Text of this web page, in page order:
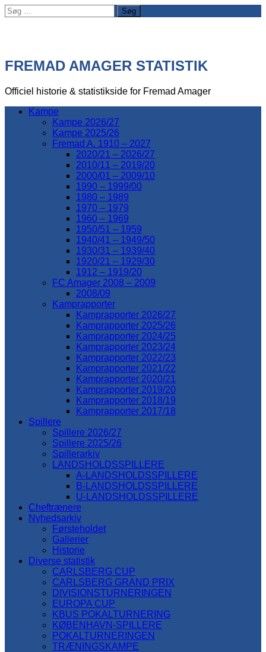
Søg
efter:
FREMAD AMAGER STATISTIK
Officiel historie & statistikside for Fremad Amager
Kampe
Kampe 2026/27
Kampe 2025/26
Fremad A. 1910 – 2027
2020/21 – 2026/27
2010/11 – 2019/20
2000/01 – 2009/10
1990 – 1999/00
1980 – 1989
1970 – 1979
1960 – 1969
1950/51 – 1959
1940/41 – 1949/50
1930/31 – 1939/40
1920/21 – 1929/30
1912 – 1919/20
FC Amager 2008 – 2009
2008/09
Kamprapporter
Kamprapporter 2026/27
Kamprapporter 2025/26
Kamprapporter 2024/25
Kamprapporter 2023/24
Kamprapporter 2022/23
Kamprapporter 2021/22
Kamprapporter 2020/21
Kamprapporter 2019/20
Kamprapporter 2018/19
Kamprapporter 2017/18
Spillere
Spillere 2026/27
Spillere 2025/26
Spillerarkiv
LANDSHOLDSSPILLERE
A-LANDSHOLDSSPILLERE
B-LANDSHOLDSSPILLERE
U-LANDSHOLDSSPILLERE
Cheftrænere
Nyhedsarkiv
Førsteholdet
Gallerier
Historie
Diverse statistik
CARLSBERG CUP
CARLSBERG GRAND PRIX
DIVISIONSTURNERINGEN
EUROPA CUP
KBUS POKALTURNERING
KØBENHAVN-SPILLERE
POKALTURNERINGEN
TRÆNINGSKAMPE